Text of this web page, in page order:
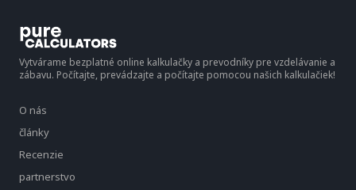
Vytvárame bezplatné online kalkulačky a prevodníky pre vzdelávanie a
zábavu. Počítajte, prevádzajte a počítajte pomocou našich kalkulačiek!
O nás
články
Recenzie
partnerstvo